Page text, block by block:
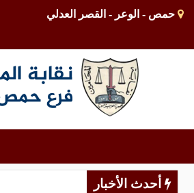
حمص - الوعر - القصر العدلي
أحدث الأخبار